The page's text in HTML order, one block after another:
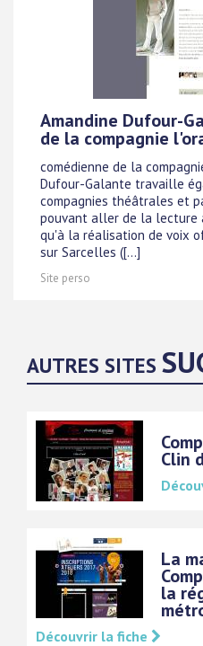
Amandine Dufour-
de la compagnie
comédienne de la
Dufour-Galante travaille
compagnies théâtrales et
pouvant aller de la lecture
qu'à la réalisation de voix
sur Sarcelles ([...]
Site perso
AUTRES SITES
Clin
La
la
Découvrir la fiche